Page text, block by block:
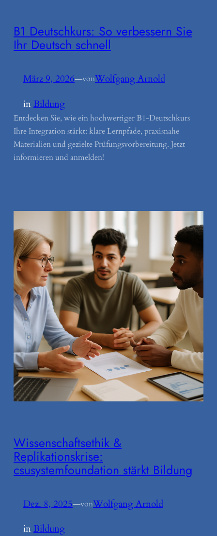
B1 Deutschkurs: So verbessern Sie
Ihr Deutsch schnell
März 9, 2026—vonWolfgang Arnold
inBildung
Entdecken Sie, wie ein hochwertiger B1-Deutschkurs
Ihre Integration stärkt: klare Lernpfade, praxisnahe
Materialien und gezielte Prüfungsvorbereitung. Jetzt
informieren und anmelden!
Wissenschaftsethik &
Replikationskrise:
csusystemfoundation stärkt Bildung
Dez. 8, 2025—vonWolfgang Arnold
inBildung